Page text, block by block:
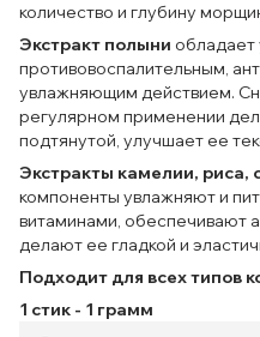
количество и глубину
Экстракт полыни
противовоспалительным,
увлажняющим действием.
регулярном применении
подтянутой, улучшает ее
Экстракты камелии, риса,
компоненты увлажняют и
витаминами, обеспечивают
делают ее гладкой и
Подходит для всех типов
1 стик - 1 грамм